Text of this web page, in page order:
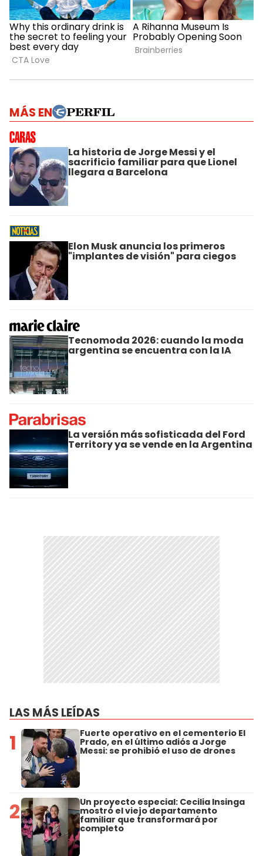
MÁS EN
La historia de Jorge Messi y el
sacrificio familiar para que Lionel
llegara a Barcelona
Elon Musk anuncia los primeros
"implantes de visión" para ciegos
Tecnomoda 2026: cuando la moda
argentina se encuentra con la IA
La versión más sofisticada del Ford
Territory ya se vende en la Argentina
LAS MÁS LEÍDAS
1 Fuerte operativo en el cementerio El
Prado, en el último adiós a Jorge
Messi: se prohibió el uso de drones
2 Un proyecto especial: Cecilia Insinga
mostró el viejo departamento
familiar que transformará por
completo